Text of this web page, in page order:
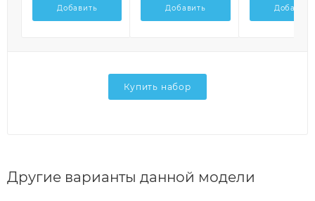
Добавить Добавить Добавить
Купить набор
Другие варианты данной модели